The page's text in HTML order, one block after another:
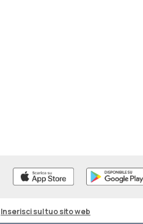
Inserisci sul tuo sito web